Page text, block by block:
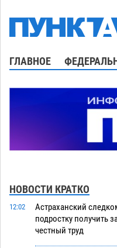
ГЛАВНОЕ
НОВОСТИ КРАТКО
12:02
Астраханский
подростку получить
честный труд